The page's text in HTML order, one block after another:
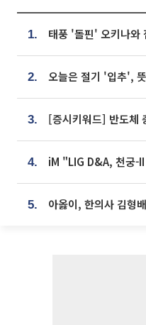
1.
2. 오늘은 절기 '입추',
3.
4.
5.